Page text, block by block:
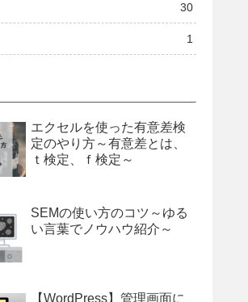
30
1
エクセルを使った有意差検
定のやり方～有意差とは、
ｔ検定、ｆ検定～
SEMの使い方のコツ～ゆる
い言葉でノウハウ紹介～
【WordPress】管理画面に